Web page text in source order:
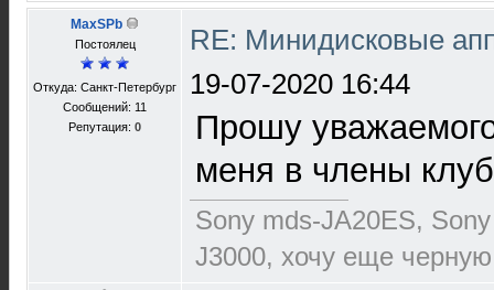
MaxSPb
Постоялец
Откуда: Санкт-Петербург
Сообщений: 11
Репутация: 0
RE: Минидисковые
19-07-2020 16:44
Прошу
меня в члены
Sony mds-JA20ES,
J3000, хочу еще черную